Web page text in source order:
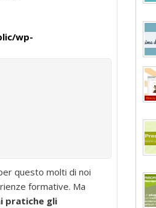
wp-
questo molti di noi
formative. Ma
pratiche gli